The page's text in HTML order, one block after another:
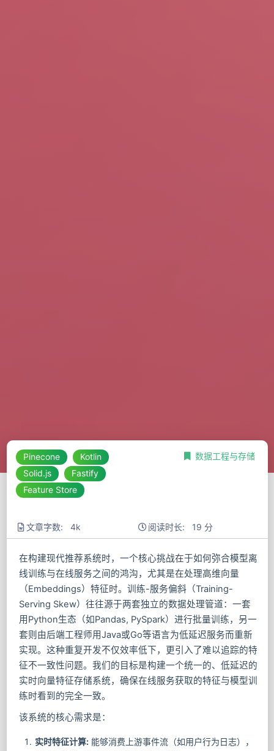
Pinecone
Kotlin
Solid.js
Fastify
Feature Store
数据工程与存储
文章字数: 4k 阅读时长: 19 分
在构建现代推荐系统时，一个核心挑战在于如何弥合模型离
线训练与在线服务之间的鸿沟，尤其是在处理高维向量
（Embeddings）特征时。训练-服务偏斜（Training-
Serving Skew）往往源于两套独立的数据处理管道：一套
用Python生态（如Pandas, PySpark）进行批量训练，另一
套则由后端工程师用Java或Go等语言为低延迟服务而重新
实现。这种重复开发不仅效率低下，更引入了难以追踪的特
征不一致性问题。我们的目标是构建一个统一的、低延迟的
实时向量特征存储系统，确保在线服务获取的特征与模型训
练时看到的完全一致。
该系统的核心需求是：
实时特征计算:能够消费上游事件流（如用户行为日志），